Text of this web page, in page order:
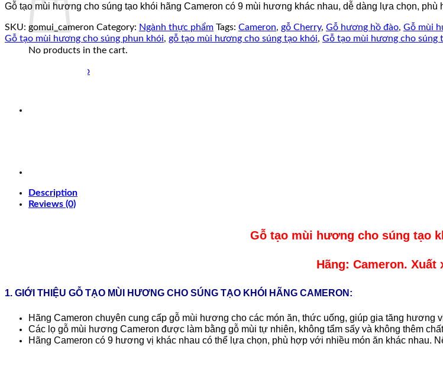
No products in the cart.
Return to shop
Gỗ tạo mùi hương cho súng tạo khói hãng Cameron có 9 mùi hương khác nhau, dễ dàng lựa chọn,
SKU: gomui_cameron Category: Ngành thực phẩm Tags: Cameron, gỗ Cherry, Gỗ hương hồ đào, Gỗ mùi
Gỗ tạo mùi hương cho súng phun khói, gỗ tạo mùi hương cho súng tạo khói, Gỗ tạo mùi hương cho súng
Description
Reviews (0)
Gỗ tạo mùi hương cho súng tạo
Hãng: Cameron. Xuất
1. GIỚI THIỆU GỖ TẠO MÙI HƯƠNG CHO SÚNG TẠO KHÓI HÃNG CAMERON:
Hãng Cameron chuyên cung cấp gỗ mùi hương cho các món ăn, thức uống, giúp gia tăng hương
Các lọ gỗ mùi hương Cameron được làm bằng gỗ mùi tự nhiên, không tẩm sấy và không thêm
Hãng Cameron có 9 hương vị khác nhau có thể lựa chọn, phù hợp với nhiều món ăn khác nhau.